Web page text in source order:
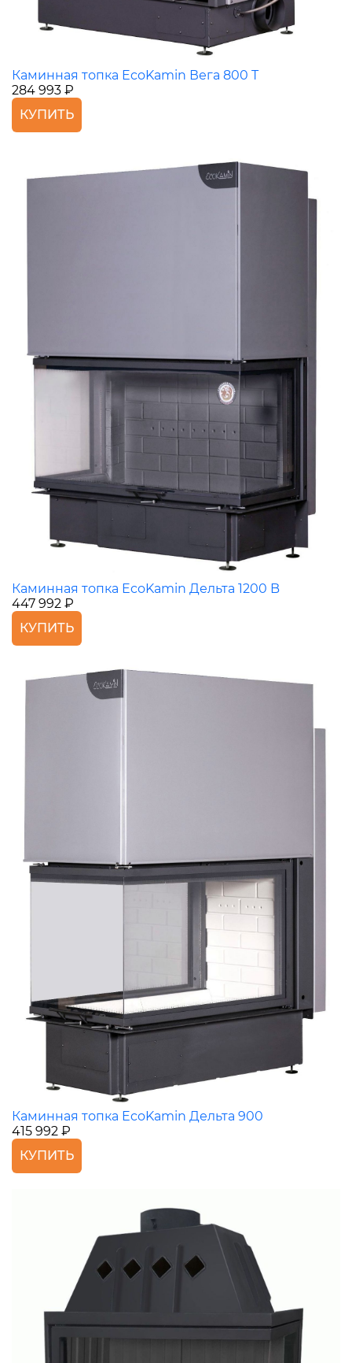
Каминная топка EcoKamin Вега 800 T
284 993 ₽
КУПИТЬ
Каминная топка EcoKamin Дельта 1200 B
447 992 ₽
КУПИТЬ
Каминная топка EcoKamin Дельта 900
415 992 ₽
КУПИТЬ